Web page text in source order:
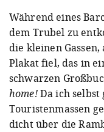
Während eines
dem Trubel zu
die kleinen
Plakat fiel, das in
schwarzen
home!Da ich selbst
Touristenmassen
dicht über die